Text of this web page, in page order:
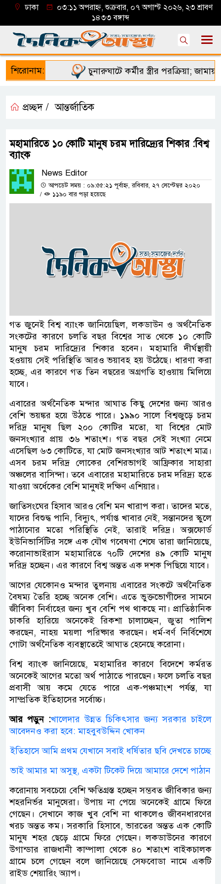
ঢাকা
০৩:১১ অপরাহ্ন, শুক্রবার, ০৭ অগাস্ট ২০২৬, ২৩ শ্রাবণ
১৪৩৩ বঙ্গাব্দ
শিরোনাম: চুনারুঘাটে কর্মীর স্ত্রীর পরক্রিয়া; জামায়াত
প্রচ্ছদ / আন্তর্জাতিক
মহামারিতে ১০ কোটি মানুষ চরম দারিদ্র্যের শিকার :বিশ্ব
ব্যাংক
News Editor
আপডেট সময় : ০৯:৫৫:২১ পূর্বাহ্ন, রবিবার, ২৭ সেপ্টেম্বর ২০২০
/
১১৯০ বার পড়া হয়েছে
গত জুনেই বিশ্ব ব্যাংক জানিয়েছিল, লকডাউন ও অর্থনৈতিক
সংকটের কারণে চলতি বছর বিশ্বের সাত থেকে ১০ কোটি
মানুষ চরম দারিদ্র্যের শিকার হবেন। মহামারি দীর্ঘস্থায়ী
হওয়ায় সেই পরিস্থিতি আরও ভয়াবহ হয় উঠেছে। ধারণা করা
হচ্ছে, এর কারণে গত তিন বছরের অগ্রগতি হাওয়ায় মিলিয়ে
যাবে।
এবারের অর্থনৈতিক মন্দার আঘাত কিছু দেশের জন্য আরও
বেশি ভয়ঙ্কর হয়ে উঠতে পারে। ১৯৯০ সালে বিশ্বজুড়ে চরম
দরিদ্র মানুষ ছিল ২০০ কোটির মতো, যা বিশ্বের মোট
জনসংখ্যার প্রায় ৩৬ শতাংশ। গত বছর সেই সংখ্যা নেমে
এসেছিল ৬৩ কোটিতে, যা মোট জনসংখ্যার আট শতাংশ মাত্র।
এসব চরম দরিদ্র লোকের বেশিরভাগই আফ্রিকার সাহারা
অঞ্চলের বাসিন্দা। তবে এবারের মহামারিতে চরম দরিদ্র্য হতে
যাওয়া অর্ধেকের বেশি মানুষই দক্ষিণ এশিয়ার।
জাতিসংঘের হিসাব আরও বেশি মন খারাপ করা। তাদের মতে,
যাদের বিশুদ্ধ পানি, বিদ্যুৎ, পর্যাপ্ত খাবার নেই, সন্তানদের স্কুলে
পাঠানোর মতো পরিস্থিতি নেই, তারাই দরিদ্র। অক্সফোর্ড
ইউনিভার্সিটির সঙ্গে এক যৌথ গবেষণা শেষে তারা জানিয়েছে,
করোনাভাইরাস মহামারিতে ৭০টি দেশের ৪৯ কোটি মানুষ
দরিদ্র হচ্ছেন। এর কারণে বিশ্ব অন্তত এক দশক পিছিয়ে যাবে।
আগের যেকোনও মন্দার তুলনায় এবারের সংকটে অর্থনৈতিক
বৈষম্য তৈরি হচ্ছে অনেক বেশি। এতে ভুক্তভোগীদের সামনে
জীবিকা নির্বাহের জন্য খুব বেশি পথ থাকছে না। প্রাতিষ্ঠানিক
চাকরি হারিয়ে অনেকেই রিকশা চালাচ্ছেন, জুতা পালিশ
করছেন, নাহয় ময়লা পরিষ্কার করছেন। ধর্ম-বর্ণ নির্বিশেষে
গোটা অর্থনৈতিক ব্যবস্থাতেইে আঘাত হেনেছে করোনা।
বিশ্ব ব্যাংক জানিয়েছে, মহামারির কারণে বিদেশে কর্মরত
অনেকেই আগের মতো অর্থ পাঠাতে পারছেন। ফলে চলতি বছর
প্রবাসী আয় কমে যেতে পারে এক-পঞ্চমাংশ পর্যন্ত, যা
সাম্প্রতিক ইতিহাসের সর্বোচ্চ।
আর পড়ুন :খালেদার উন্নত চিকিৎসার জন্য সরকার চাইলে
আবেদনও করা হবে: মাহবুবউদ্দিন খোকন
ইতিহাসে আমি প্রথম যেখানে সবাই ধর্ষিতার ছবি দেখতে চাচ্ছে
ভাই আমার মা অসুস্থ, একটা টিকেট দিয়ে আমারে দেশে পাঠান
করোনায় সবচেয়ে বেশি ক্ষতিগ্রস্ত হচ্ছেন সম্ভবত জীবিকার জন্য
শহরনির্ভর মানুষেরা। উপায় না পেয়ে অনেকেই গ্রামে ফিরে
গেছেন। সেখানে কাজ খুব বেশি না থাকলেও জীবনধারণের
খরচ অন্তত কম। সরকারি হিসাবে, ভারতের অন্তত এক কোটি
মানুষ শহর ছেড়ে গ্রামে ফিরে গেছেন। লকডাউনের কারণে
উগান্ডার রাজধানী কাম্পালা থেকে ৪০ শতাংশ বাইকচালক
গ্রামে চলে গেছেন বলে জানিয়েছে সেফবোডা নামে একটি
রাইড শেয়ারিং অ্যাপ।